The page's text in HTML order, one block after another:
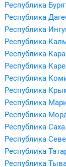
Республика
Республика
Республика
Республика
Республика
Республика
Республика
Республика
Республика
Республика
Республика
Республика
Республика
Республика